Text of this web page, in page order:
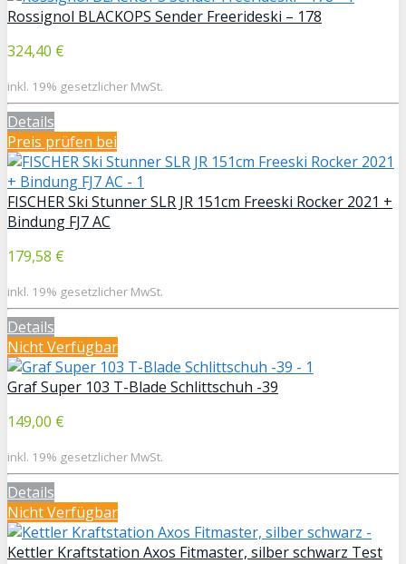
Rossignol BLACKOPS Sender Freerideski – 178
324,40 €
inkl. 19% gesetzlicher MwSt.
Details
Preis prüfen bei
FISCHER Ski Stunner SLR JR 151cm Freeski Rocker 2021 +
Bindung FJ7 AC
179,58 €
inkl. 19% gesetzlicher MwSt.
Details
Nicht Verfügbar
Graf Super 103 T-Blade Schlittschuh -39
149,00 €
inkl. 19% gesetzlicher MwSt.
Details
Nicht Verfügbar
Kettler Kraftstation Axos Fitmaster, silber schwarz Test